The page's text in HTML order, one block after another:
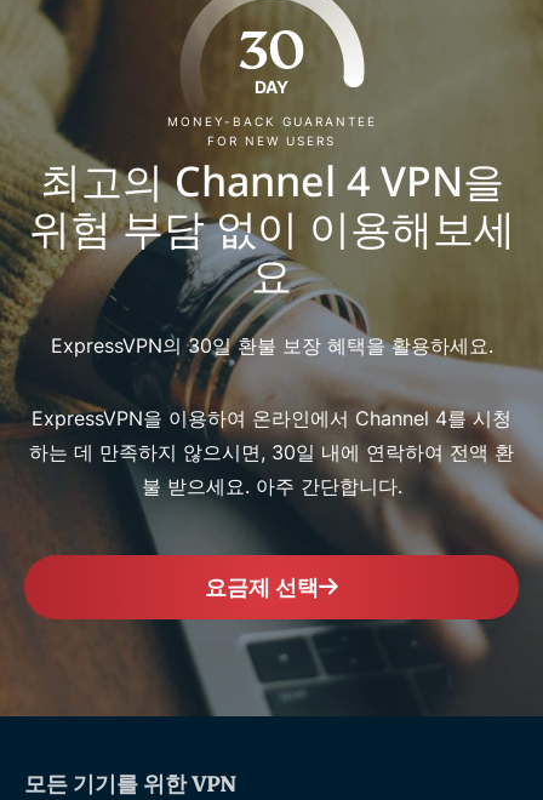
30
DAY
MONEY-BACK GUARANTEE
FOR NEW USERS
최고의 Channel 4 VPN을
위험 부담 없이 이용해보세
요
ExpressVPN의 30일 환불 보장 혜택을 활용하세요.
ExpressVPN을 이용하여 온라인에서 Channel 4를 시청
하는 데 만족하지 않으시면, 30일 내에 연락하여 전액 환
불 받으세요. 아주 간단합니다.
요금제 선택
모든 기기를 위한 VPN